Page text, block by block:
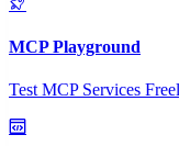
MCP Playground
Test MCP Services